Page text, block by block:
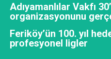
Adıyamanlılar Vakfı
organizasyonunu
Feriköy’ün 100. yıl
profesyonel ligler